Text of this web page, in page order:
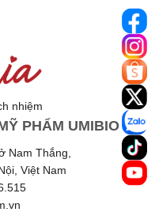
nhiệm
PHẨM UMIBIO
Nam Thắng,
Việt Nam